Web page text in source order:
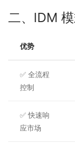
二、IDM
优势
✅ 全流程
控制
✅ 快速响
应市场